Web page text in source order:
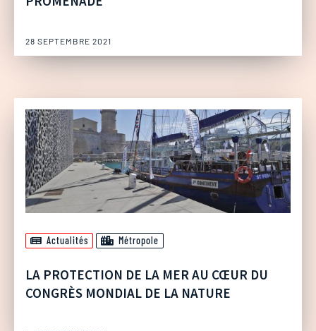
28 SEPTEMBRE 2021
Actualités Métropole
LA PROTECTION DE LA MER AU CŒUR DU
CONGRÈS MONDIAL DE LA NATURE